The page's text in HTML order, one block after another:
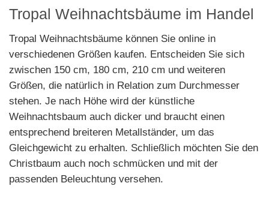
Tropal Weihnachtsbäume im Handel
Tropal Weihnachtsbäume können Sie online in
verschiedenen Größen kaufen. Entscheiden Sie sich
zwischen 150 cm, 180 cm, 210 cm und weiteren
Größen, die natürlich in Relation zum Durchmesser
stehen. Je nach Höhe wird der künstliche
Weihnachtsbaum auch dicker und braucht einen
entsprechend breiteren Metallständer, um das
Gleichgewicht zu erhalten. Schließlich möchten Sie den
Christbaum auch noch schmücken und mit der
passenden Beleuchtung versehen.